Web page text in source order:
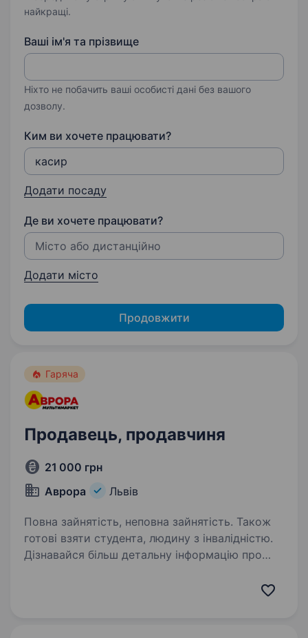
найкращі.
Ваші ім'я та прізвище
Ніхто не побачить ваші особисті дані без вашого
дозволу.
Ким ви хочете працювати?
Додати посаду
Де ви хочете працювати?
Додати місто
Продовжити
Гаряча
Продавець, продавчиня
21 000 грн
Аврора
Львів
Повна зайнятість, неповна зайнятість. Також
готові взяти студента, людину з інвалідністю.
Дізнавайся більш детальну інформацію про